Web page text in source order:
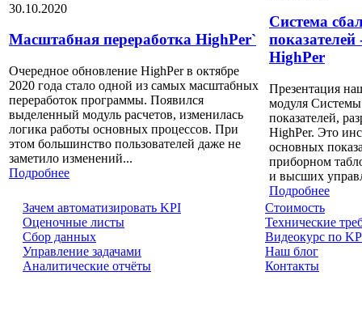
30.10.2020
Масштабная переработка HighPer`
Очередное обновление HighPer в октябре
2020 года стало одной из самых масштабных
переработок программы. Появился
выделенный модуль расчетов, изменилась
логика работы основных процессов. При
этом большинство пользователей даже не
заметило изменений...
Подробнее
Система
HighPer
Презентация
модуля
показателей,
HighPer. Это
основных
приборном
и высших
Подробнее
Зачем автоматизировать KPI
Оценочные листы
Сбор данных
Управление задачами
Аналитические отчёты
Cтоимость
Технические
Видеокурс по
Наш блог
Контакты